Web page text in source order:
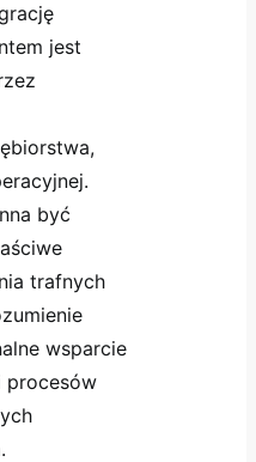
jest
być
trafnych
wsparcie
procesów